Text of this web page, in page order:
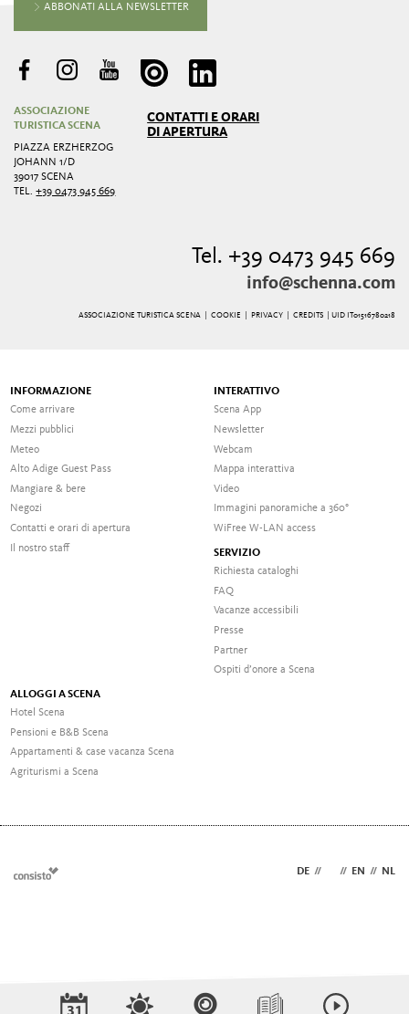
ABBONATI ALLA NEWSLETTER
ASSOCIAZIONE
TURISTICA SCENA
PIAZZA ERZHERZOG
JOHANN 1/D
39017 SCENA
TEL.+39 0473 945 669
CONTATTI E ORARI
DI APERTURA
Tel. +39 0473 945 669
info@schenna.com
ASSOCIAZIONE TURISTICA SCENA | COOKIE PRIVACY| CREDITS | UID IT01516780218
INFORMAZIONE
Come arrivare
Mezzi pubblici
Meteo
Alto Adige Guest Pass
Mangiare & bere
Negozi
Contatti e orari di apertura
Il nostro staff
INTERATTIVO
Scena App
Newsletter
Webcam
Mappa interattiva
Video
Immagini panoramiche a 360°
WiFree W-LAN access
SERVIZIO
Richiesta cataloghi
FAQ
Vacanze accessibili
Presse
Partner
Ospiti d’onore a Scena
ALLOGGI A SCENA
Hotel Scena
Pensioni e B&B Scena
Appartamenti & case vacanza Scena
Agriturismi a Scena
DE // // EN // NL